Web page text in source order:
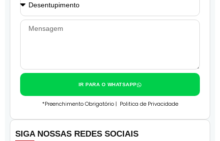
IR PARA O WHATSAPP
*Preenchimento Obrigatório | Politica de Privacidade
SIGA NOSSAS REDES SOCIAIS